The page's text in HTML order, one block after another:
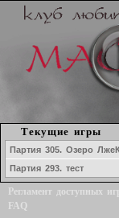
История игр
Форум
Статистика игроков
Регламент доступных
FAQ
Набор в игру
Маф-Наволок.
Текущие игры
Партия 305. Озеро
Партия 293. тест